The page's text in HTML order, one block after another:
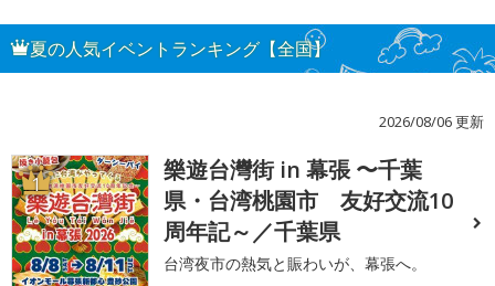
夏の人気イベントランキング【全国】
2026/08/06 更新
1
樂遊台灣街 in 幕張 〜千葉
県・台湾桃園市 友好交流10
周年記～／千葉県
台湾夜市の熱気と賑わいが、幕張へ。